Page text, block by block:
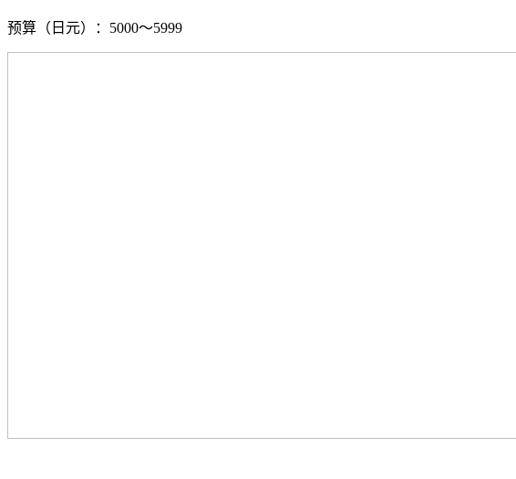
预算（日元）：5000～5999